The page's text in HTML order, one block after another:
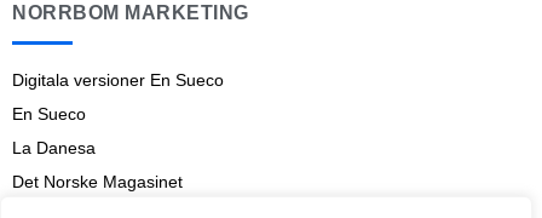
NORRBOM MARKETING
Digitala versioner En Sueco
En Sueco
La Danesa
Det Norske Magasinet